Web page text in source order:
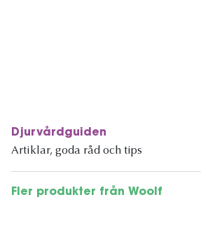
Djurvårdguiden
Artiklar, goda råd och tips
Fler produkter från Woolf